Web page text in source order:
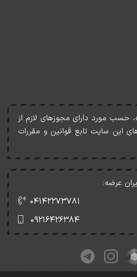
حسب مورد دارای مجوزهای لازم از
اين سايت تابع قوانين و مقررات
عرضه:
۰۴۱۴۲۲۷۳۷۸۱
۰۹۲۱۶۴۲۶۳۸۴